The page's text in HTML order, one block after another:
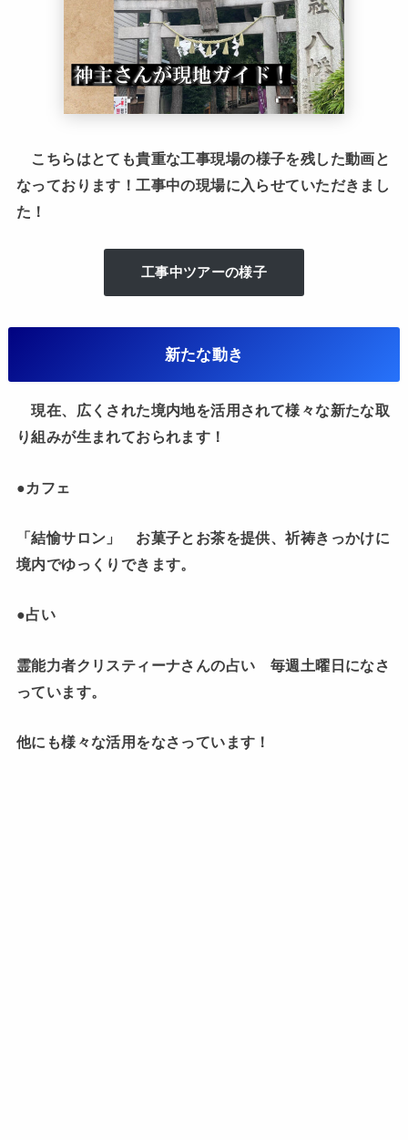
こちらはとても貴重な工事現場の様子を残した動画と
なっております！工事中の現場に入らせていただきまし
た！
工事中ツアーの様子
新たな動き
現在、広くされた境内地を活用されて様々な新たな取
り組みが生まれておられます！
●カフェ
「結愉サロン」 お菓子とお茶を提供、祈祷きっかけに
境内でゆっくりできます。
●占い
霊能力者クリスティーナさんの占い 毎週土曜日になさ
っています。
他にも様々な活用をなさっています！